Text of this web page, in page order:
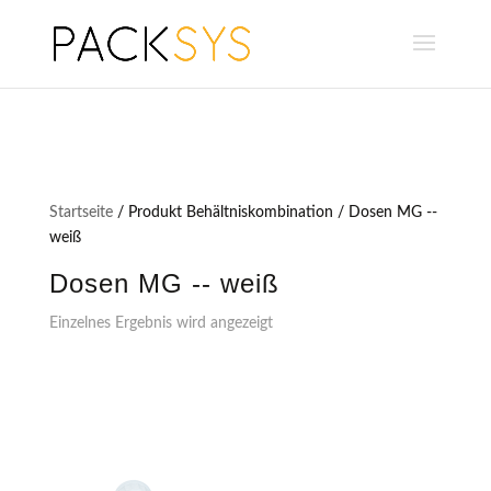
Startseite/ Produkt Behältniskombination / Dosen MG --
weiß
Dosen MG -- weiß
Einzelnes Ergebnis wird angezeigt